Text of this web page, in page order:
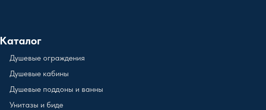
Каталог
Душевые кабины
Душевые поддоны и ванны
Унитазы и биде
Душевые ограждения